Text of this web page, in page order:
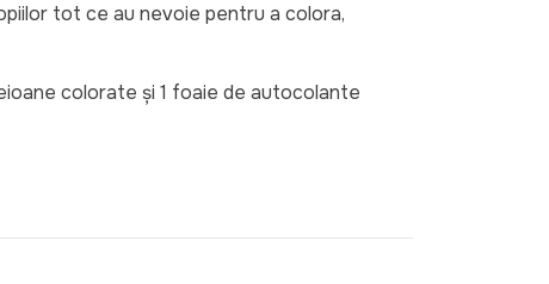
tot ce au nevoie pentru a colora,
colorate și 1 foaie de autocolante